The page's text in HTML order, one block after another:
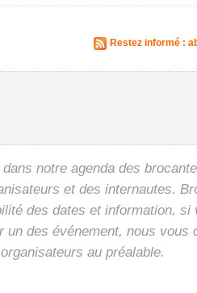
Restez informé :
notre agenda des
et des internautes.
des dates et information, si
un des événement, nous vous
au préalable.